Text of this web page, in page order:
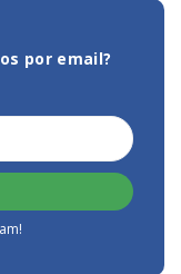
por email?